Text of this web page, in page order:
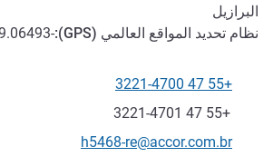
البرازيل
نظام تحديد المواقع العالمي (GPS
):
-26.92077, -49.06493
الهاتف
+55 47 3221-4700
فاكس
+55 47 3221-4701
تواصل معنا عبر البريد الإلكتروني
h5468-re@accor.com.br